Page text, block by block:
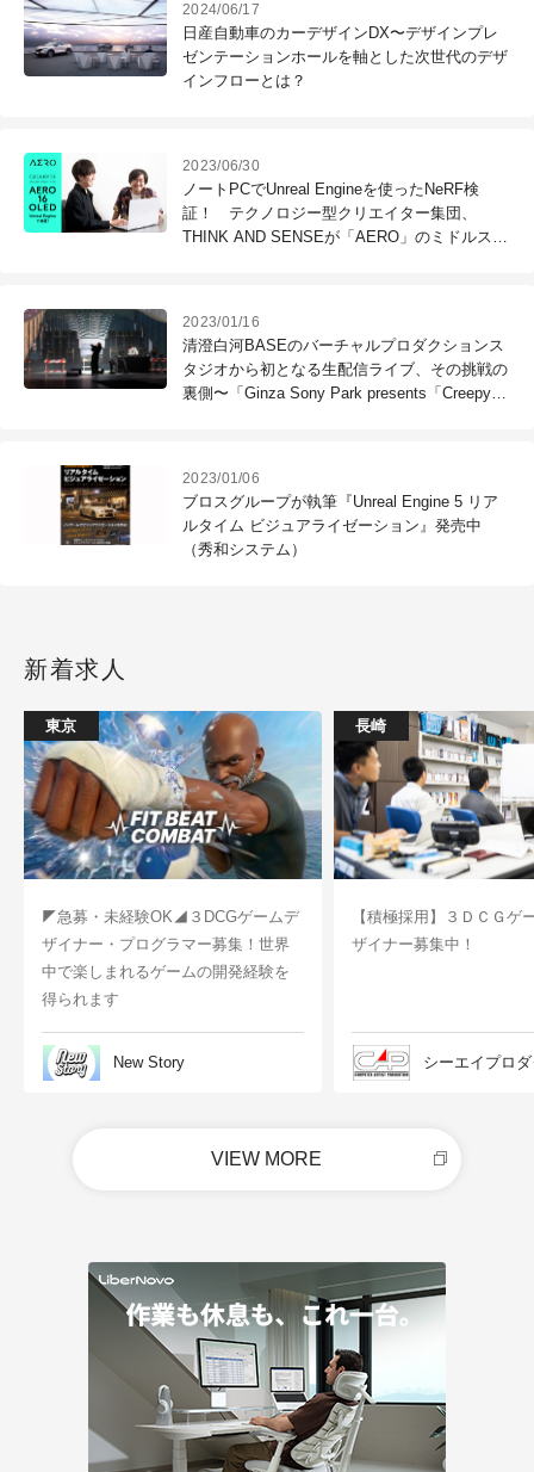
2024/06/17
日産自動車のカーデザインDX〜デザインプレ
ゼンテーションホールを軸とした次世代のデザ
インフローとは？
2023/06/30
ノートPCでUnreal Engineを使ったNeRF検
証！ テクノロジー型クリエイター集団、
THINK AND SENSEが「AERO」のミドルスペ
2023/01/16
清澄白河BASEのバーチャルプロダクションス
タジオから初となる生配信ライブ、その挑戦の
裏側〜「Ginza Sony Park presents「Creepy
2023/01/06
ブロスグループが執筆『Unreal Engine 5 リア
ルタイム ビジュアライゼーション』発売中
（秀和システム）
新着求人
東京
◤急募・未経験OK◢３DCGゲームデ
ザイナー・プログラマー募集！世界
中で楽しまれるゲームの開発経験を
得られます
New Story
長崎
【積極採用】３ＤＣＧゲ
ザイナー募集中！
シーエイプロ
VIEW MORE